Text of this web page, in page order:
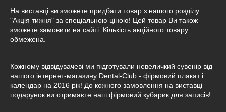
На виставці ви зможете придбати товар з нашого розділу
"Акція тижня" за спеціальною ціною! Цей товар Ви також
зможете замовити на сайті. Кількість акційного товару
обмежена.
Кожному відвідувачеві ми підготували невеличкий сувенір від
нашого інтернет-магазину Dental-Club - фірмовий плакат і
календар на 2016 рік! До кожного замовлення на виставці
подарунок ви отримаєте наш фірмовий кубарик для записів!